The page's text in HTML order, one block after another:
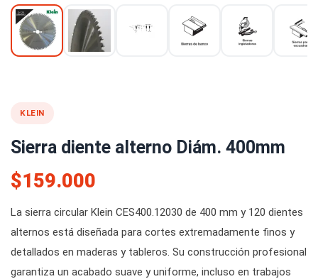
KLEIN
Sierra diente alterno Diám. 400mm
$159.000
La sierra circular Klein CES400.12030 de 400 mm y 120 dientes
alternos está diseñada para cortes extremadamente finos y
detallados en maderas y tableros. Su construcción profesional
garantiza un acabado suave y uniforme, incluso en trabajos